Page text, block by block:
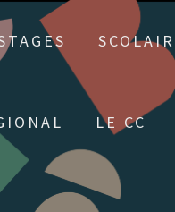
LE CC